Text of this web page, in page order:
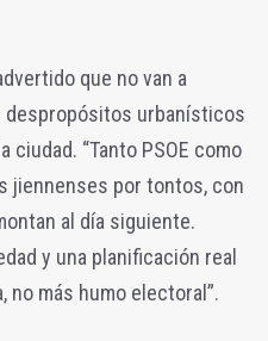
que no van a
urbanísticos
“Tanto PSOE como
jiennenses por tontos, con
al día siguiente.
y una planificación real
no más humo electoral”.